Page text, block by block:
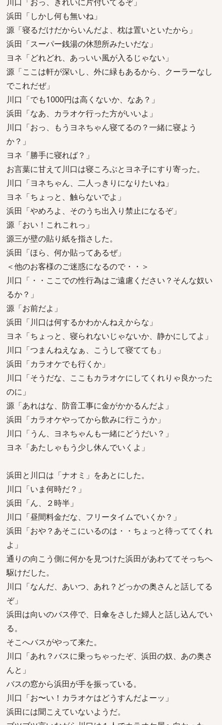
浜田「しかし何も無いね」
源「寝るだけだからいんだよ、枕は置いといたから」
浜田「スーパー銭湯の休憩所みたいだな」
ヨネ「どれどれ、あっいい風が入るじゃない」
源「ここは軒が深いし、外に緑もあるから、クーラーなし
でこれだぜ」
川口「でも1000円は高くないか、なあ？」
浜田「なあ、カラオケ行った方がいいよ」
川口「おっ、もうヨネちゃん寝てるの？一緒に寝よう
か？」
ヨネ「勝手に寝れば？」
お言葉に甘えて川口は寝ころぶとヨネ子にすり寄った。
川口「ヨネちゃん、二人っきりになりたいね」
ヨネ「ちょっと、触らないでよ」
浜田「やめろよ、そのうち出入り禁止になるぞ」
源「おい！これこれっ」
源三が壁の貼り紙を指さした。
浜田「ほら、何か貼ってあるぜ」
＜他のお客様のご迷惑になるので・・＞
川口「・・ここでの性行為はご遠慮ください？そんな奴い
るか？」
源「お前だよ」
浜田「川口は何するかわかんねえからな」
ヨネ「ちょっと、寝られないじゃないか、静かにしてよ」
川口「つまんねえなぁ、こうして寝てても」
浜田「カラオケでも行くか」
川口「そうだな、ここもカラオケにしてくれりゃ良かった
のに」
源「あれはな、防音工事に金がかかるんだよ」
浜田「カラオケやってから飲みに行こうか」
川口「うん、ヨネちゃんも一緒にどうだい？」
ヨネ「あたしゃもう少し休んでいくよ」
浜田と川口は「ナオミ」をあとにした。
川口「いま何時だ？」
浜田「ん、２時半」
川口「昼間料金だな、フリータイムでいくか？」
浜田「おや？あそこにいるのは・・ちょっと待っててくれ
よ」
通りの向こう側に何かを見つけた浜田があわててそっちへ
駆けだした。
川口「なんだ、あいつ、あれ？どっかの奥さんと話してる
ぞ」
浜田は向いのバス停で、日傘をさした婦人と話し込んでい
る。
そこへバスがやって来た。
川口「あれ？バスに乗っちゃったぞ、浜田の奴、あの奥さ
んと」
バスの窓から浜田が手を振っている。
川口「お〜い！カラオケはどうすんだよーッ」
浜田には聞こえていないようだ。